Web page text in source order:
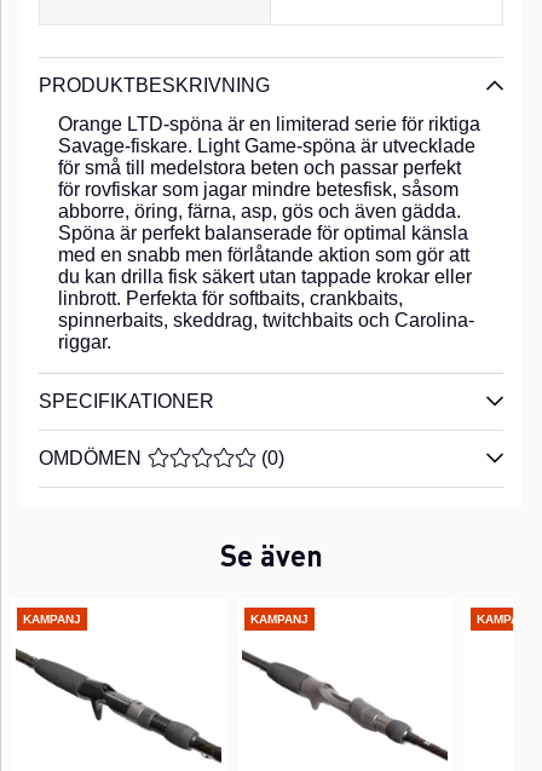
PRODUKTBESKRIVNING
Orange LTD-spöna är en limiterad serie för riktiga
Savage-fiskare. Light Game-spöna är utvecklade
för små till medelstora beten och passar perfekt
för rovfiskar som jagar mindre betesfisk, såsom
abborre, öring, färna, asp, gös och även gädda.
Spöna är perfekt balanserade för optimal känsla
med en snabb men förlåtande aktion som gör att
du kan drilla fisk säkert utan tappade krokar eller
linbrott. Perfekta för softbaits, crankbaits,
spinnerbaits, skeddrag, twitchbaits och Carolina-
riggar.
SPECIFIKATIONER
OMDÖMEN MEDELBETYG 0 AV 5 ANTAL BETYG 0
(0)
Se även
KAMPANJ KAMPANJ KAMPANJ